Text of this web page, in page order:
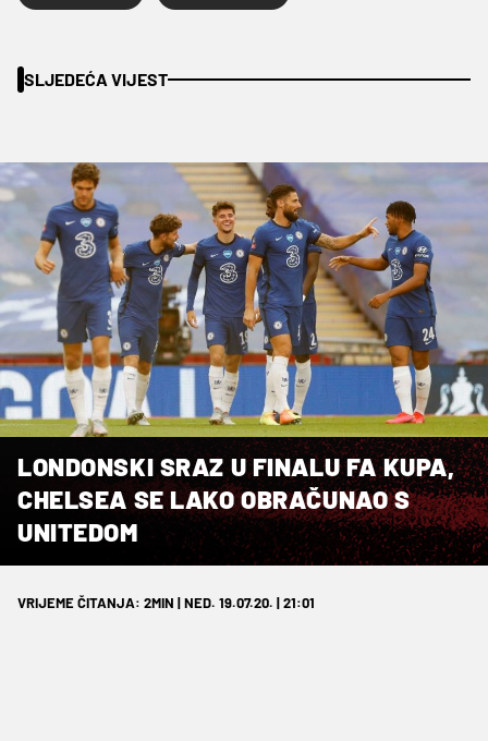
SLJEDEĆA VIJEST
LONDONSKI SRAZ U FINALU FA KUPA,
CHELSEA SE LAKO OBRAČUNAO S
UNITEDOM
VRIJEME ČITANJA: 2MIN | NED. 19.07.20. | 21:01